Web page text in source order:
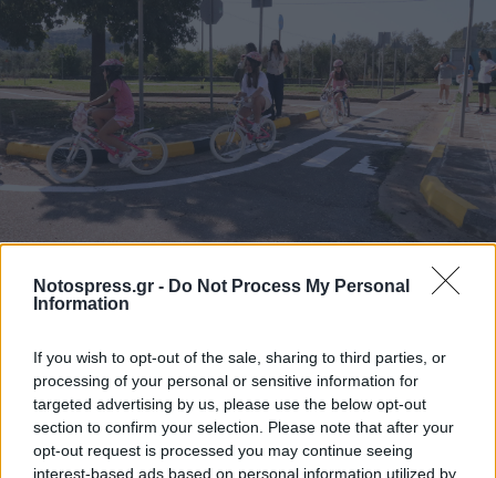
Notospress.gr - Do Not Process My Personal
Information
If you wish to opt-out of the sale, sharing to third parties, or
processing of your personal or sensitive information for
targeted advertising by us, please use the below opt-out
section to confirm your selection. Please note that after your
opt-out request is processed you may continue seeing
interest-based ads based on personal information utilized by